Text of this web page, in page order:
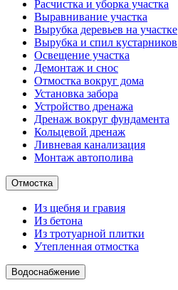
Расчистка и уборка участка
Выравнивание участка
Вырубка деревьев на участке
Вырубка и спил кустарников
Освещение участка
Демонтаж и снос
Отмостка вокруг дома
Установка забора
Устройство дренажа
Дренаж вокруг фундамента
Кольцевой дренаж
Ливневая канализация
Монтаж автополива
Отмостка
Из щебня и гравия
Из бетона
Из тротуарной плитки
Утепленная отмостка
Водоснабжение